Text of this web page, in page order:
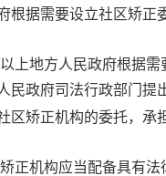
根据需要设立社区矫正
上地方人民政府根据
民政府司法行政部门提
区矫正机构的委托，承
正机构应当配备具有